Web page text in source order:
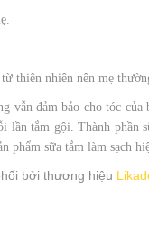
thiên nhiên nên mẹ
vẫn đảm bảo cho tóc
tắm gội. Thành phần
phẩm sữa tắm làm sạch
bởi thương hiệu